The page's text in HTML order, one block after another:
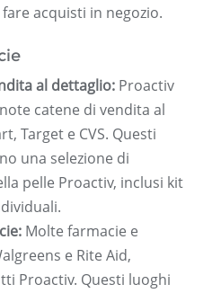
acquisti in negozio.
al dettaglio: Proactiv
catene di vendita al
Target e CVS. Questi
una selezione di
pelle Proactiv, inclusi kit
Molte farmacie e
e Rite Aid,
Proactiv. Questi luoghi